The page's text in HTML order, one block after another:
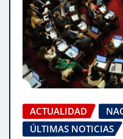
ACTUALIDAD
ÚLTIMAS NOTICIAS